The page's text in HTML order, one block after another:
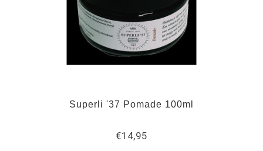
Superli '37 Pomade 100ml
€14,95